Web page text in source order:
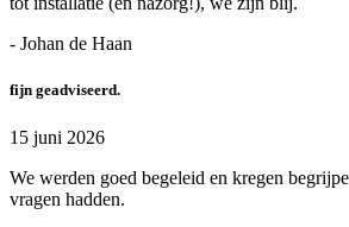
- Johan de Haan
fijn geadviseerd.
15 juni 2026
We werden goed begeleid en kregen
vragen hadden.